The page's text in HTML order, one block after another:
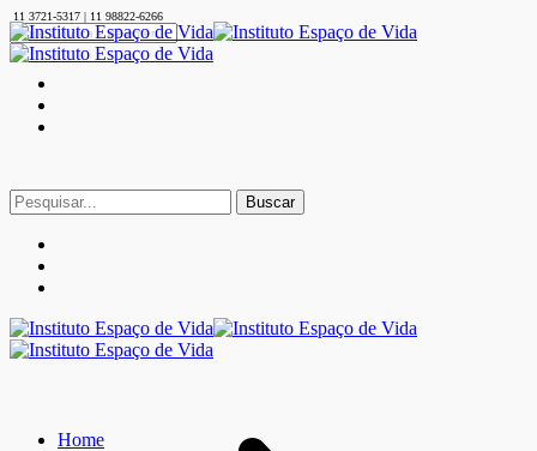
11 3721-5317 | 11 98822-6266
Buscar
por:
Home